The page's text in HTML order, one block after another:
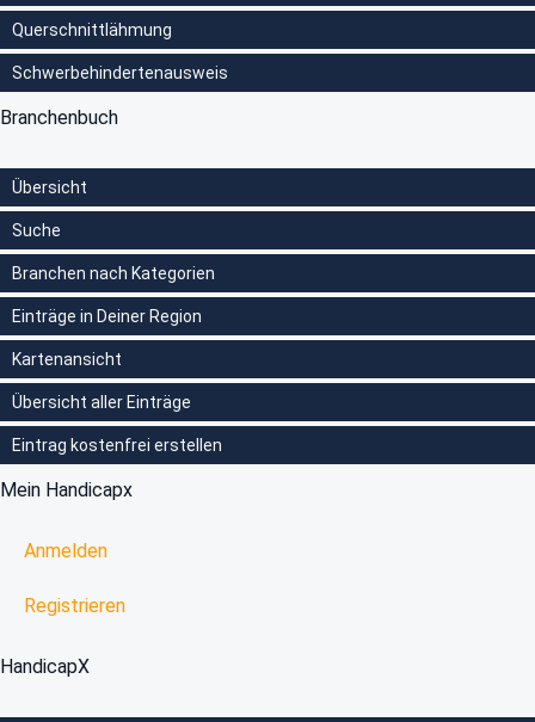
Querschnittlähmung
Schwerbehindertenausweis
Branchenbuch
Übersicht
Suche
Branchen nach Kategorien
Einträge in Deiner Region
Kartenansicht
Übersicht aller Einträge
Eintrag kostenfrei erstellen
Mein Handicapx
Anmelden
Registrieren
HandicapX